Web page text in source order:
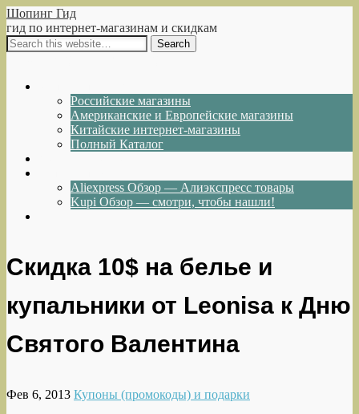
Шопинг Гид
гид по интернет-магазинам и скидкам
Российские магазины
Американские и Европейские магазины
Китайские интернет-магазины
Полный Каталог
Aliexpress Обзор — Алиэкспресс товары
Kupi Обзор — смотри, чтобы нашли!
Скидка 10$ на белье и
купальники от Leonisa к Дню
Святого Валентина
Фев 6, 2013 Купоны (промокоды) и подарки